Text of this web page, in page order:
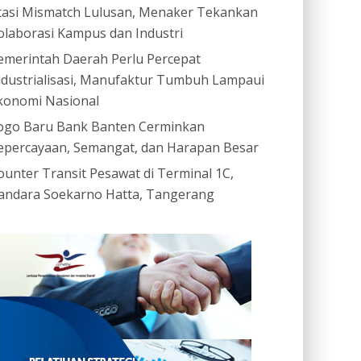
Mismatch Lulusan, Menaker Tekankan
Kampus dan Industri
Daerah Perlu Percepat
Manufaktur Tumbuh Lampaui
Nasional
Baru Bank Banten Cerminkan
Semangat, dan Harapan Besar
Transit Pesawat di Terminal 1C,
Soekarno Hatta, Tangerang